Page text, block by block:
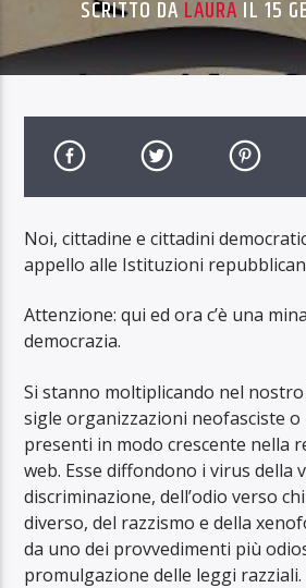
SCRITTO DA LAURA IL 15
Noi, cittadine e cittadini
appello alle Istituzioni
Attenzione: qui ed ora c’è una
democrazia.
Si stanno moltiplicando nel
sigle organizzazioni neofasciste o
presenti in modo crescente nella
web. Esse diffondono i virus della
discriminazione, dell’odio verso
diverso, del razzismo e della
da uno dei provvedimenti più
promulgazione delle leggi razziali.